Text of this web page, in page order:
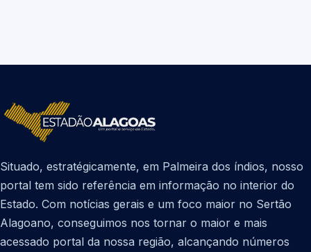
Situado, estratégicamente, em Palmeira dos índios, nosso
portal tem sido referência em informação no interior do
Estado. Com notícias gerais e um foco maior no Sertão
Alagoano, conseguimos nos tornar o maior e mais
acessado portal da nossa região, alcançando números